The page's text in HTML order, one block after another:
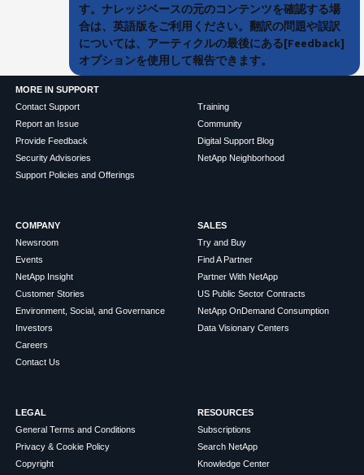
す。ナレッジベースの元のコンテンツを確認する場
合は、英語版をご利用ください。翻訳の問題や誤訳
については、アーティクルの最後にある[Feedback]
オプションを使用して報告できます。
MORE IN SUPPORT
Contact Support
Report an Issue
Provide Feedback
Security Advisories
Support Policies and Offerings
Training
Community
Digital Support Blog
NetApp Neighborhood
COMPANY
Newsroom
Events
NetApp Insight
Customer Stories
Environment, Social, and Governance
Investors
Careers
Contact Us
SALES
Try and Buy
Find A Partner
Partner With NetApp
US Public Sector Contracts
NetApp OnDemand Consumption
Data Visionary Centers
LEGAL
General Terms and Conditions
Privacy & Cookie Policy
Copyright
RESOURCES
Subscriptions
Search NetApp
Knowledge Center